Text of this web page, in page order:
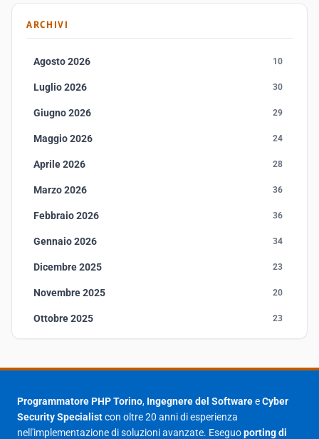
ARCHIVI
Agosto 2026 10
Luglio 2026 30
Giugno 2026 29
Maggio 2026 24
Aprile 2026 28
Marzo 2026 36
Febbraio 2026 36
Gennaio 2026 34
Dicembre 2025 23
Novembre 2025 20
Ottobre 2025 23
Agosto 2025 1
23
Giugno 2025
Programmatore PHP Torino, Ingegnere del SoftwareeCyber
Security Specialistcon oltre 20 anni di esperienza
nell'implementazione di soluzioni avanzate. Eseguoporting di